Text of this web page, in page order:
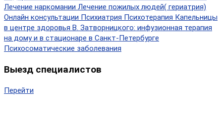
Лечение наркомании Лечение пожилых людей( гериатрия)
Онлайн консультации Психиатрия Психотерапия Капельницы
в центре здоровья В. Затворницкого: инфузионная терапия
на дому и в стационаре в Санкт-Петербурге
Психосоматические заболевания
Выезд специалистов
Перейти